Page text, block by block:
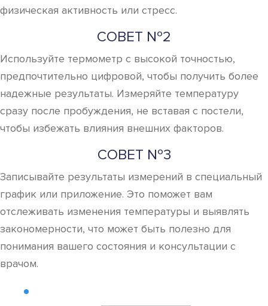
физическая активность или стресс.
СОВЕТ №2
Используйте термометр с высокой точностью,
предпочтительно цифровой, чтобы получить более
надежные результаты. Измеряйте температуру
сразу после пробуждения, не вставая с постели,
чтобы избежать влияния внешних факторов.
СОВЕТ №3
Записывайте результаты измерений в специальный
график или приложение. Это поможет вам
отслеживать изменения температуры и выявлять
закономерности, что может быть полезно для
понимания вашего состояния и консультации с
врачом.